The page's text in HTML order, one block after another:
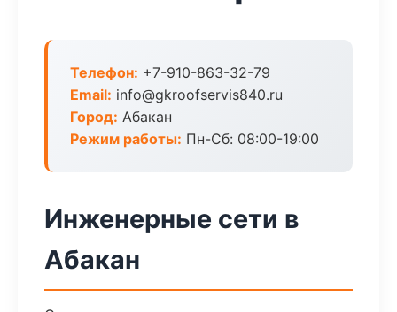
Телефон: +7-910-863-32-79
Email: info@gkroofservis840.ru
Город: Абакан
Режим работы: Пн-Сб: 08:00-19:00
Инженерные сети в
Абакан